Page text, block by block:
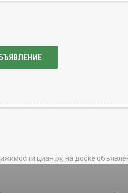
циан.ру, на доске